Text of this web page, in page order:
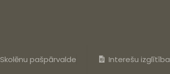
Skolēnu pašpārvalde Interešu izglītība